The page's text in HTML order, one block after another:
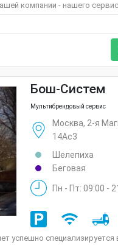
компании - нашего
Бош-Систем
Мультибрендовый сервис
Москва, 2-я
14Ас3
Шелепиха
Беговая
Пн - Пт: 09:00 -
успешно